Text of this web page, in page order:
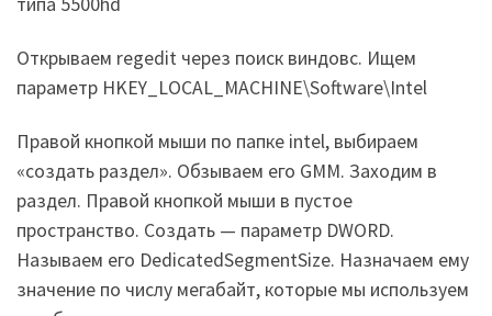
Открываем regedit через поиск виндовс. Ищем
параметр HKEY_LOCAL_MACHINE\Software\Intel
Правой кнопкой мыши по папке intel, выбираем
«создать раздел». Обзываем его GMM. Заходим в
раздел. Правой кнопкой мыши в пустое
пространство. Создать — параметр DWORD.
Называем его DedicatedSegmentSize. Назначаем ему
значение по числу мегабайт, которые мы используем